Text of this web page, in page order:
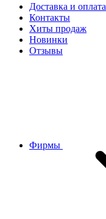
Доставка и оплата
Контакты
Хиты продаж
Новинки
Отзывы
Фирмы